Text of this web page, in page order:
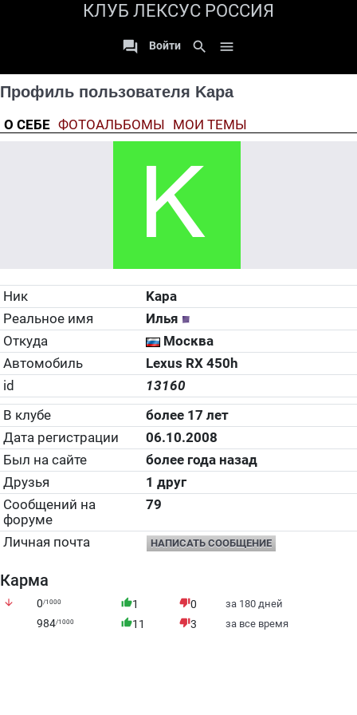
КЛУБ ЛЕКСУС РОССИЯ
 Войти search 
Профиль пользователя Kapa
О СЕБЕ ФОТОАЛЬБОМЫ МОИ ТЕМЫ
Ник
Kapa
Реальное имя
Илья
Откуда
Москва
Автомобиль
Lexus RX 450h
id
13160
В клубе
более 17 лет
Дата регистрации
06.10.2008
Был на сайте
более года назад
Друзья
1 друг
Сообщений на
форуме
79
Личная почта НАПИСАТЬ СООБЩЕНИЕ
Карма
arrow_downward 0/1000 thumb_up1 thumb_down0 за 180 дней
984/1000 thumb_up11 thumb_down3 за все время